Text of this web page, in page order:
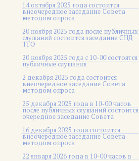
14 октября 2025 года состоится
внеочередное заседание Совета
методом опроса
20 ноября 2025 года после публичных
слушаний состоится заседание СНД
ТГО
20 ноября 2025 года c 10-00 состоятся
публичные слушания
2 декабря 2025 года состоится
внеочередное заседание Совета
методом опроса
25 декабря 2025 года в 10-00 часов
после публичных слушаний состоится
очередное заседание Совета
16 декабря 2025 года состоится
внеочередное заседание Совета
методом опроса
22 января 2026 года в 10-00 часов в